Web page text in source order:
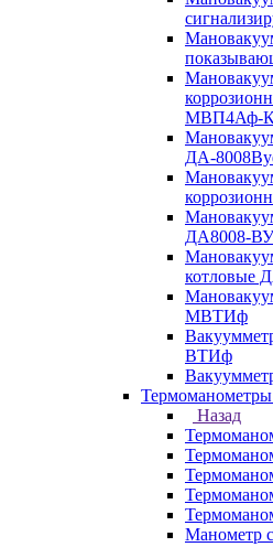
МВП4Аф-
ДА-
ДА8008-
котловые
МВТИф
ВТИф
Термоманометры
Назад
Манометр